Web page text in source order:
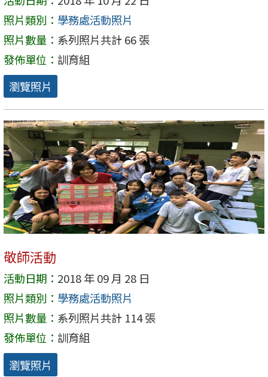
照片類別： 學務處活動照片
照片數量： 系列照片共計 66 張
發佈單位： 訓育組
瀏覽照片
敬師活動
活動日期： 2018 年 09 月 28 日
照片類別： 學務處活動照片
照片數量： 系列照片共計 114 張
發佈單位： 訓育組
瀏覽照片